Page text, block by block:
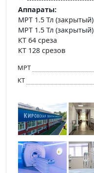
Аппараты:
МРТ 1.5 Тл (закрытый)
МРТ 1.5 Тл (закрытый)
КТ 64 среза
КТ 128 срезов
МРТ
КТ